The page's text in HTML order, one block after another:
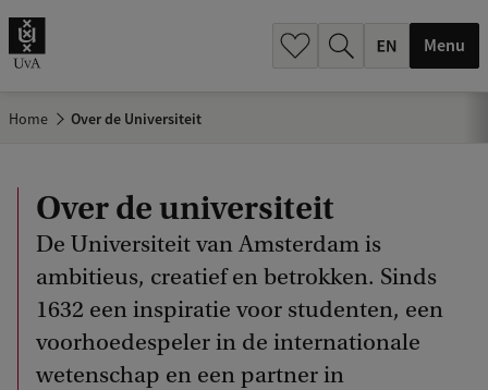
Menu
Home Over de Universiteit
Over de universiteit
De Universiteit van Amsterdam is
ambitieus, creatief en betrokken. Sinds
1632 een inspiratie voor studenten, een
voorhoedespeler in de internationale
wetenschap en een partner in